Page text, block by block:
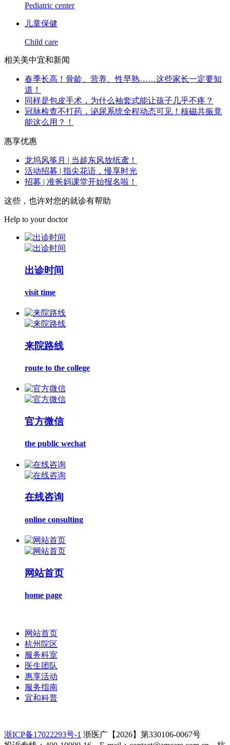
Pediatric center
儿童保健
Child care
相关美中宜和新闻
春季长高！骨龄、营养、性早熟……这些家长一定要知
道！
同样是包皮手术，为什么袖套式能让孩子几乎不疼？
冠脉检查不打药，泌尿系统全程动态可见！核磁共振竟
能这么用？！
惠享优惠
龙坞风筝月 | 当趁东风放纸鸢！
活动招募 | 指尖花语，慢享时光
招募 | 准爸妈课堂开始报名啦！
这些，也许对您的就诊有帮助
Help to your doctor
出诊时间
visit time
来院路线
route to the college
官方微信
the public wechat
在线咨询
online consulting
网站首页
home page
网站首页
杭州院区
服务科室
医生团队
惠享活动
服务指南
宜和科普
浙ICP备17022293号-1 浙医广【2026】第330106-0067号